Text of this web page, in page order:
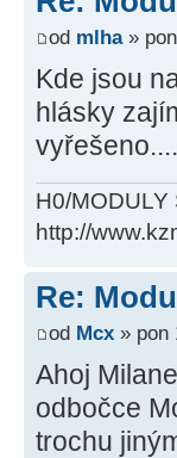
od mlha»
Kde jsou
hlásky
H0/MODULY
http://
Re:
od Mcx » pon
Ahoj
odbočce
trochu